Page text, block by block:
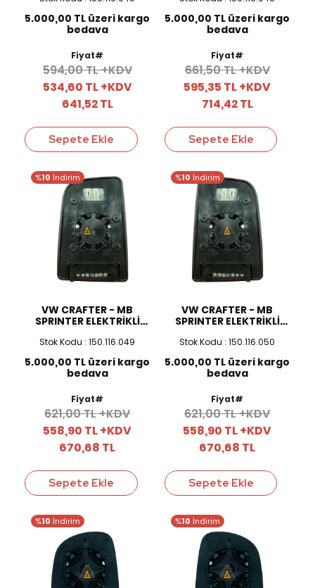
CAMI
5.000,00 TL üzeri kargo
bedava
Fiyat#
594,00 TL +KDV
534,60 TL +KDV
641,52 TL
Sepete Ekle
5.000,00 TL üzeri kargo
bedava
Fiyat#
661,50 TL +KDV
595,35 TL +KDV
714,42 TL
Sepete Ekle
%10 İndirim
VW CRAFTER - MB
SPRINTER ELEKTRİKLİ
Stok Kodu : 150.116.049
5.000,00 TL üzeri kargo
bedava
Fiyat#
621,00 TL +KDV
558,90 TL +KDV
670,68 TL
Sepete Ekle
%10 İndirim
VW CRAFTER - MB
SPRINTER ELEKTRİKLİ
Stok Kodu : 150.116.050
5.000,00 TL üzeri kargo
bedava
Fiyat#
621,00 TL +KDV
558,90 TL +KDV
670,68 TL
Sepete Ekle
%10 İndirim %10 İndirim